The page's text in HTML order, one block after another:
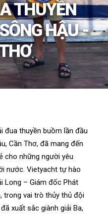
THUYỀN
HẬU -
đua thuyền buồm lần đầu
Cần Thơ, đã mang đến
cho những người yêu
nước. Vietyacht tự hào
Long – Giám đốc Phát
trong vai trò thủy thủ đội
xuất sắc giành giải Ba,